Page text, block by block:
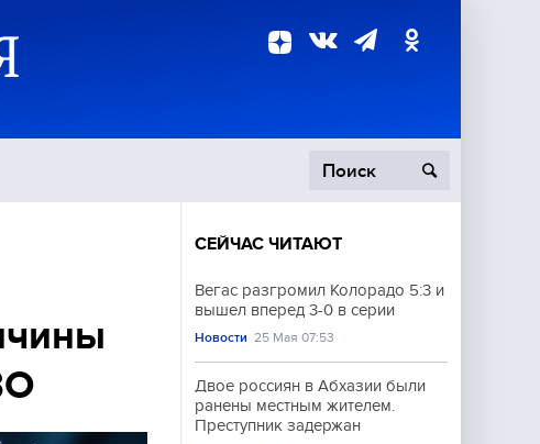
Происшествия
СЕЙЧАС ЧИТАЮТ
Вегас разгромил Колорадо 5:3 и
вышел вперед 3-0 в серии
Новости 25 Мая 07:53
Двое россиян в Абхазии были
ранены местным жителем.
Преступник задержан